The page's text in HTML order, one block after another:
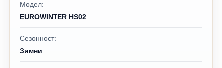
Модел:
EUROWINTER HS02
Сезонност:
Зимни